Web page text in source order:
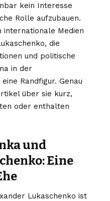
kein Interesse
Rolle aufzubauen.
internationale Medien
die
und politische
in der
Randfigur. Genau
über sie kurz,
oder enthalten
und
Eine
Lukaschenko ist